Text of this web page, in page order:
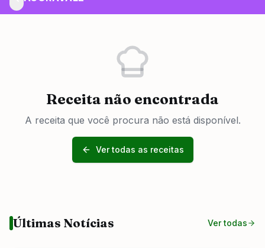
Receita não encontrada
A receita que você procura não está disponível.
Ver todas as receitas
Últimas Notícias Ver todas